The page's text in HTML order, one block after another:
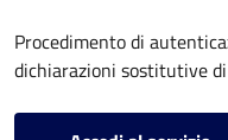
Procedimento di
dichiarazioni sostitutive